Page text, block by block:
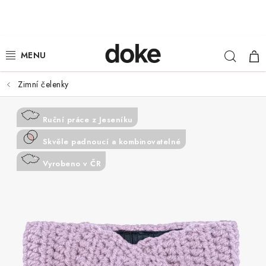
ŽENY
MUŽI
DĚTI
KLOBOUKY
DOPLŇKY
ČEPICE
Zimní čelenky
Ruční práce z Jeseníku
Skvěle padnoucí a kombinovatelné
Vyrobeno v ČR